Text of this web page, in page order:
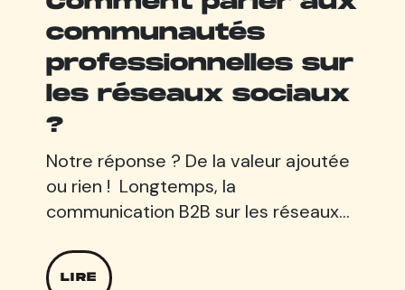
communautés
professionnelles sur
les réseaux sociaux
?
Notre réponse ? De la valeur ajoutée
ou rien ! Longtemps, la
communication B2B sur les réseaux…
LIRE